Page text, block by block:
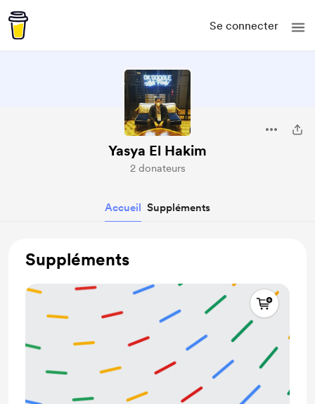
Se connecter
Yasya El Hakim
2 donateurs
Accueil Suppléments
Suppléments